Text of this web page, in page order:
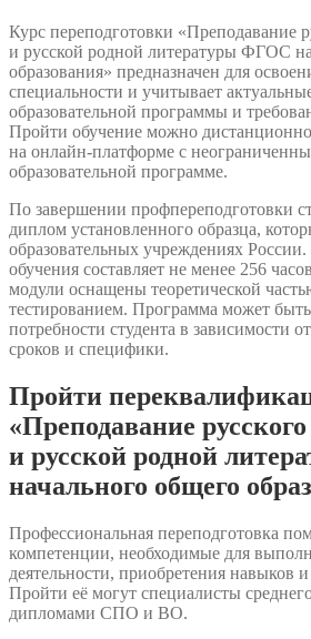
Курс переподготовки «Преподавание
и русской родной литературы ФГОС
образования» предназначен для
специальности и учитывает
образовательной программы и
Пройти обучение можно
на онлайн-платформе с
образовательной программе.
По завершении профпереподготовки
диплом установленного образца,
образовательных учреждениях
обучения составляет не менее 256
модули оснащены теоретической
тестированием. Программа может
потребности студента в зависимости
сроков и специфики.
Пройти
«Преподавание
и русской родной
начального общего
Профессиональная переподготовка
компетенции, необходимые для
деятельности, приобретения навыков
Пройти её могут специалисты
дипломами СПО и ВО.